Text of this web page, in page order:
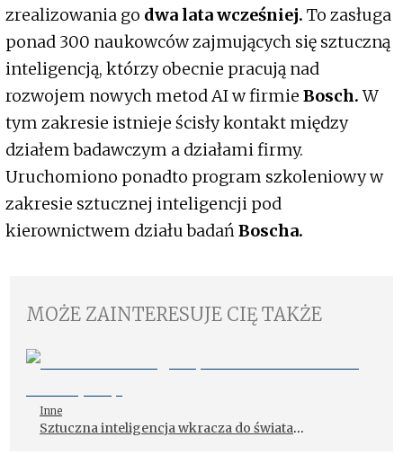
zrealizowania go dwa lata wcześniej. To zasługa
ponad 300 naukowców zajmujących się sztuczną
inteligencją, którzy obecnie pracują nad
rozwojem nowych metod AI w firmie Bosch.W
tym zakresie istnieje ścisły kontakt między
działem badawczym a działami firmy.
Uruchomiono ponadto program szkoleniowy w
zakresie sztucznej inteligencji pod
kierownictwem działu badańBoscha.
MOŻE ZAINTERESUJE CIĘ TAKŻE
Inne
Sztuczna inteligencja wkracza do świata